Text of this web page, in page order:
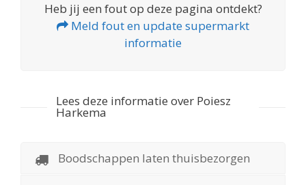
Heb jij een fout op deze pagina ontdekt?
Meld fout en update supermarkt
informatie
Lees deze informatie over Poiesz
Harkema
Boodschappen laten thuisbezorgen